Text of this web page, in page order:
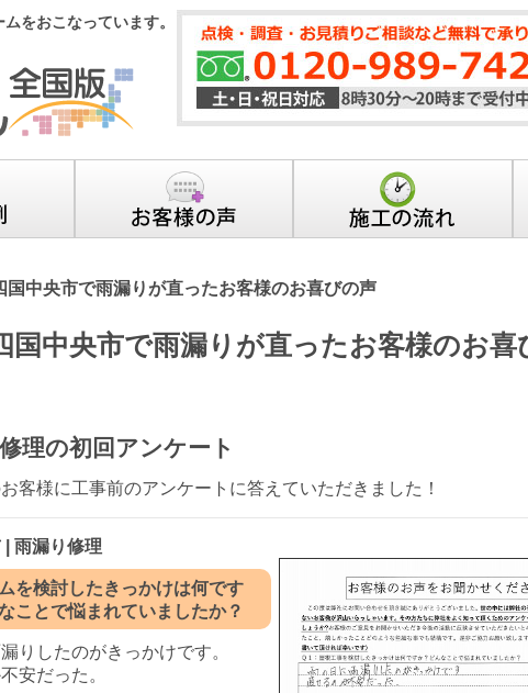
をおこなっています。
国中央市で雨漏りが直ったお客様のお喜びの声
国中央市で雨漏りが直ったお客様のお喜
理の初回アンケート
客様に工事前のアンケートに答えていただきました！
| 雨漏り修理
を検討したきっかけは何です
ことで悩まれていましたか？
りしたのがきっかけです。
安だった。